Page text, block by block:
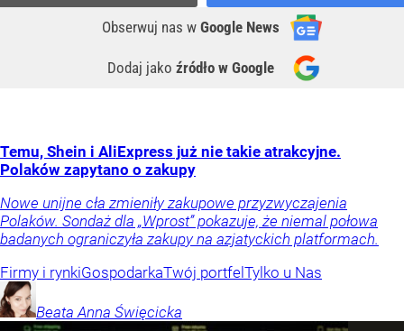
Obserwuj nas w Google News
Dodaj jako źródło w Google
Temu, Shein i AliExpress już nie takie atrakcyjne.
Polaków zapytano o zakupy
Nowe unijne cła zmieniły zakupowe przyzwyczajenia
Polaków. Sondaż dla „Wprost” pokazuje, że niemal połowa
badanych ograniczyła zakupy na azjatyckich platformach.
Firmy i rynkiGospodarkaTwój portfelTylko u Nas
Beata Anna Święcicka